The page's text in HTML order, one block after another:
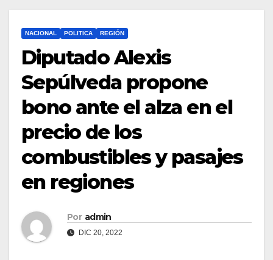
NACIONAL POLITICA REGIÓN
Diputado Alexis
Sepúlveda propone
bono ante el alza en el
precio de los
combustibles y pasajes
en regiones
Por admin
DIC 20, 2022